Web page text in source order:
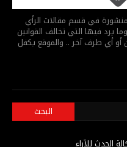
في قسم مقالات الرأي
يرد فيها التي تخالف القوانين
أو أي طرف آخر .. والموقع يكفل
الحدث للآراء